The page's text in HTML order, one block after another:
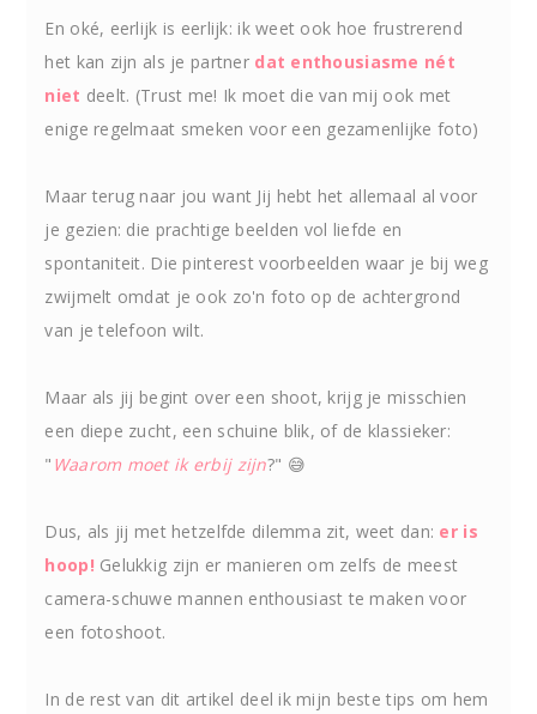
En oké, eerlijk is eerlijk: ik weet ook hoe frustrerend
het kan zijn als je partner dat enthousiasme nét
niet deelt. (Trust me! Ik moet die van mij ook met
enige regelmaat smeken voor een gezamenlijke foto)
Maar terug naar jou want Jij hebt het allemaal al voor
je gezien: die prachtige beelden vol liefde en
spontaniteit. Die pinterest voorbeelden waar je bij weg
zwijmelt omdat je ook zo'n foto op de achtergrond
van je telefoon wilt.
Maar als jij begint over een shoot, krijg je misschien
een diepe zucht, een schuine blik, of de klassieker:
" Waarom moet ik erbij zijn?" 😅
Dus, als jij met hetzelfde dilemma zit, weet dan: er is
hoop! Gelukkig zijn er manieren om zelfs de meest
camera-schuwe mannen enthousiast te maken voor
een fotoshoot.
In de rest van dit artikel deel ik mijn beste tips om hem